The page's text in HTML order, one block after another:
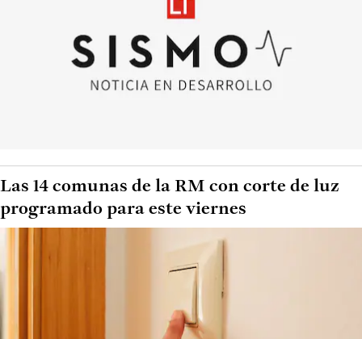
Las 14 comunas de la RM con corte de luz
programado para este viernes